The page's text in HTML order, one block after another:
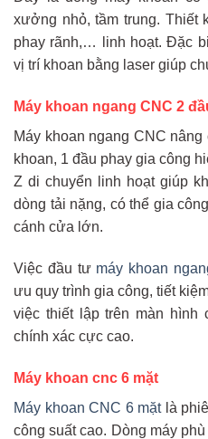
xưởng nhỏ, tầm trung. Thiết
phay rãnh,… linh hoạt. Đặc
vị trí khoan bằng laser giúp
Máy khoan ngang CNC 2
Máy khoan ngang CNC
khoan, 1 đầu phay gia công
Z di chuyển linh hoạt giúp
dòng tải nặng, có thể gia
cánh cửa lớn.
Việc đầu tư máy khoan
ưu quy trình gia công, tiết
việc thiết lập trên màn hình
chính xác cực cao.
Máy khoan cnc 6 mặt
Máy khoan CNC 6 mặtlà
công suất cao. Dòng máy